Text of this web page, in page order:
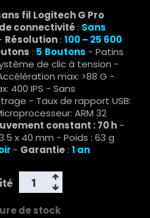
fil Logitech G Pro
connectivité: Sans
Résolution: 100 – 25 600
: 5 Boutons - Patins
de clic à tension -
max: >88 G -
400 IPS - Sans
- Taux de rapport USB:
ARM 32
constant : 70 h -
x 40 mm - Poids : 63 g
- Garantie: 1 an
de stock